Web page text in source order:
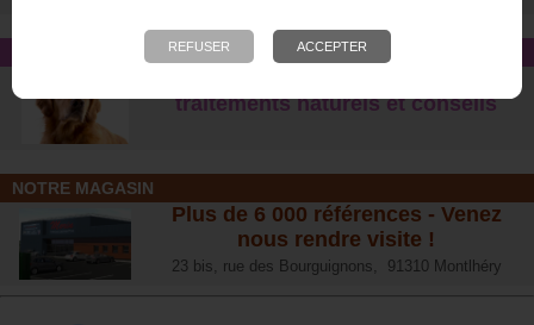
traitements naturels et conseils
NOTRE MAGASIN
Plus de 6 000 références - Venez
nous rendre visite !
23 bis, rue des Bourguignons, 91310 Montlhéry